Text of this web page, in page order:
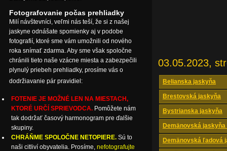
03.05.2023,
Belianska jaskyňa
Brestovská jaskyňa
Bystrianska jaskyňa
Demänovská
Demänovská ľadová
Fotografovanie počas prehliadky
Milí návštevníci, veľmi nás teší, že si z našej
jaskyne odnášate spomienky aj v podobe
fotografií, ktoré sme vám umožnili od nového
roka snímať zdarma. Aby sme však spoločne
chránili tieto naše vzácne miesta a zabezpečili
plynulý priebeh prehliadky, prosíme vás o
dodržiavanie pár pravidiel:
FOTENIE JE MOŽNÉ LEN NA MIESTACH,
KTORÉ URČÍ SPRIEVODCA. Pomôžete nám
tak dodržať časový harmonogram pre ďalšie
skupiny.
CHRÁŇME SPOLOČNE NETOPIERE. Sú to
naši citliví obyvatelia. Prosíme, nefotografujte